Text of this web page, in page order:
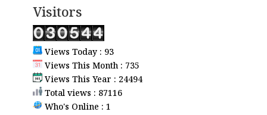
Visitors
Views Today : 93
Views This Month : 735
Views This Year : 24494
Total views : 87116
Who's Online : 1